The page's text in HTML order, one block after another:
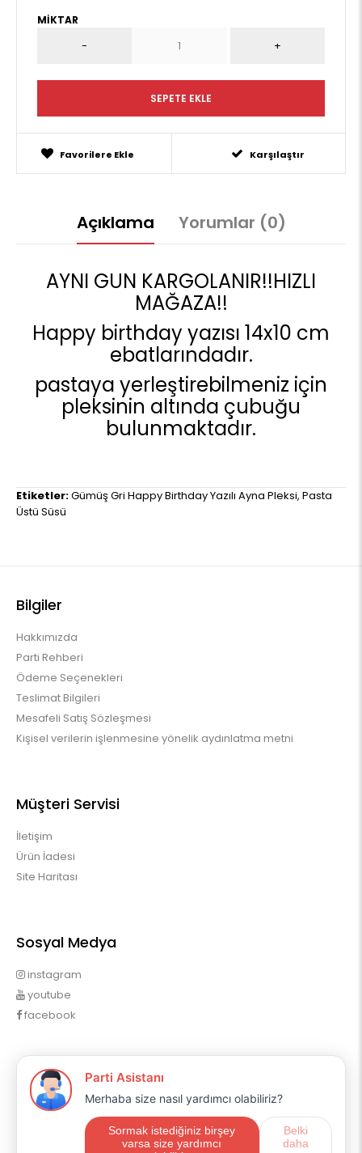
MIKTAR
Favorilere Ekle Karşılaştır
Açıklama Yorumlar (0)
AYNI GUN KARGOLANIR!!HIZLI
MAĞAZA!!
Happy birthday yazısı 14x10 cm
ebatlarındadır.
pastaya yerleştirebilmeniz için
pleksinin altında çubuğu
bulunmaktadır.
Etiketler:Gümüş Gri Happy Birthday Yazılı Ayna Pleksi, Pasta
Üstü Süsü
Bilgiler
Hakkımızda
Parti Rehberi
Ödeme Seçenekleri
Teslimat Bilgileri
Mesafeli Satış Sözleşmesi
Kişisel verilerin işlenmesine yönelik aydınlatma metni
Müşteri Servisi
İletişim
Ürün İadesi
Site Haritası
Sosyal Medya
instagram
youtube
facebook
Profilim
Profilim
Sipariş Geçmişim